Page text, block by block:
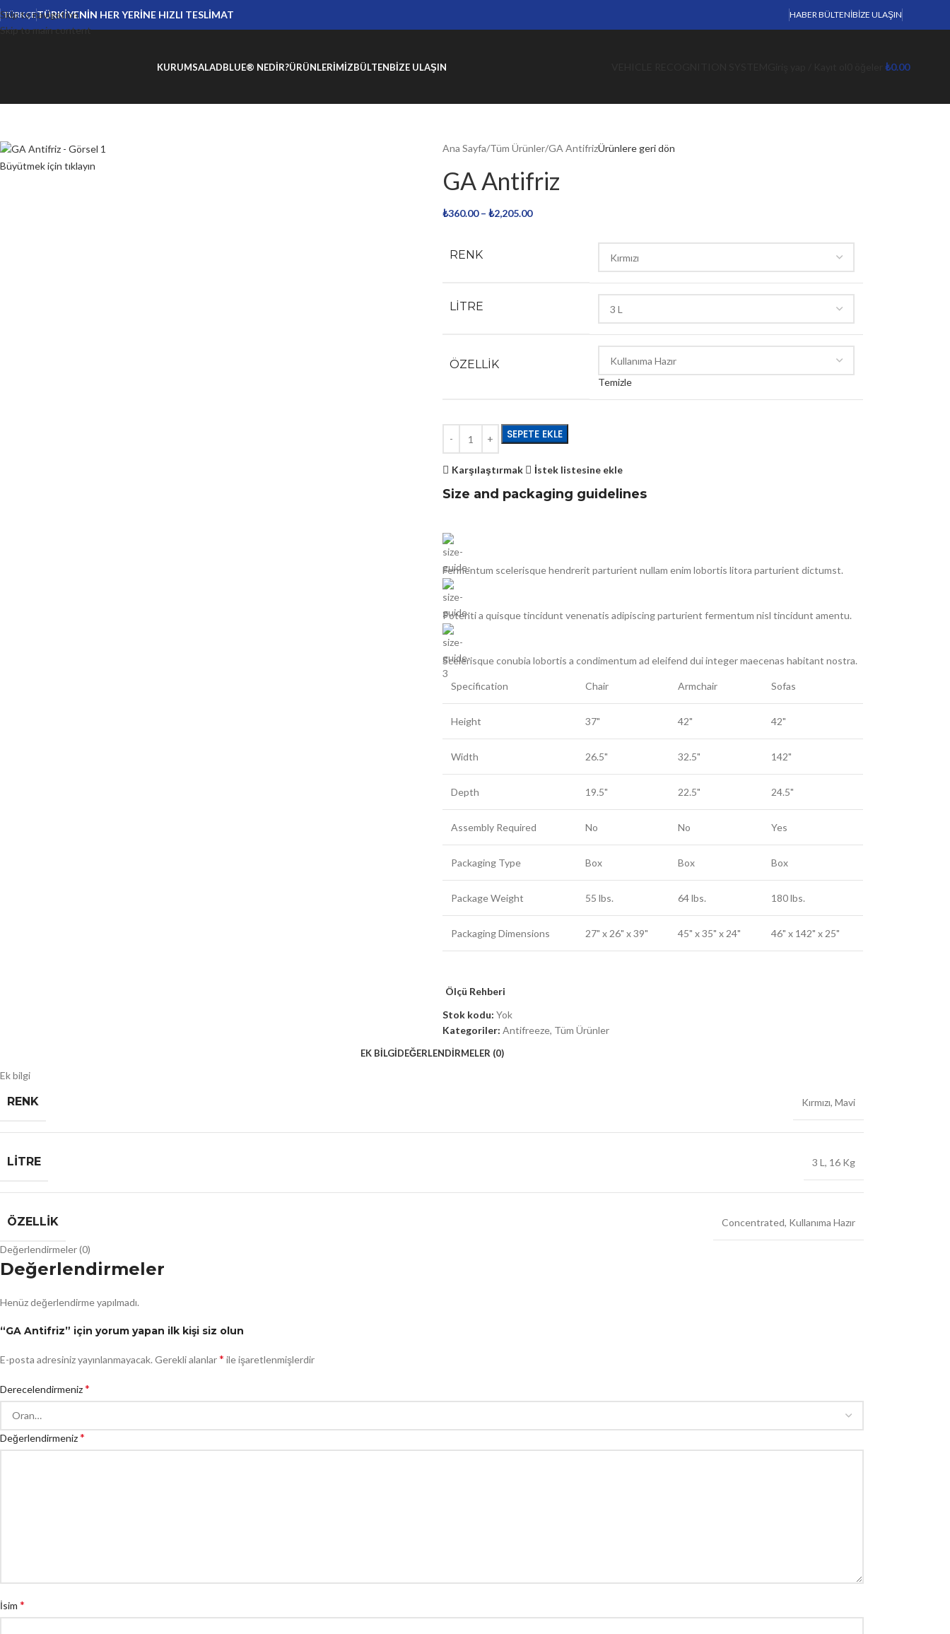
Skip to navigation
Skip to main content
TÜRKÇETÜRKİYENİN HER YERİNE HIZLI TESLİMAT HABER BÜLTENIBIZE ULAŞIN
KURUMSALADBLUE® NEDIR?ÜRÜNLERIMIZBÜLTENBIZE ULAŞIN ₺0.00
Büyütmek için tıklayın
Ana Sayfa Tüm Ürünler GA AntifrizÜrünlere geri dön
GA Antifriz
₺360.00 – ₺2,205.00
RENK
LITRE
ÖZELLIK
Temizle
SEPETE EKLE
Karşılaştırmak İstek listesine ekle
Size and packaging guidelines
Fermentum scelerisque hendrerit parturient nullam enim lobortis litora parturient dictumst.
Potenti a quisque tincidunt venenatis adipiscing parturient fermentum nisl tincidunt amentu.
Scelerisque conubia lobortis a condimentum ad eleifend dui integer maecenas habitant nostra.
Specification Chair Armchair Sofas
Height 37" 42" 42"
Width 26.5" 32.5" 142"
Depth 19.5" 22.5" 24.5"
Assembly Required No No Yes
Packaging Type Box Box Box
Package Weight 55 lbs. 64 lbs. 180 lbs.
Packaging Dimensions 27" x 26" x 39" 45" x 35" x 24" 46" x 142" x 25"
Ölçü Rehberi
Stok kodu: Yok
Kategoriler: Antifreeze, Tüm Ürünler
EK BILGIDEĞERLENDIRMELER (0)
Ek bilgi
RENK Kırmızı, Mavi
LITRE 3 L , 16 Kg
ÖZELLIK Concentrated, Kullanıma Hazır
Değerlendirmeler (0)
Değerlendirmeler
Henüz değerlendirme yapılmadı.
“GA Antifriz” için yorum yapan ilk kişi siz olun
E-posta adresiniz yayınlanmayacak. Gerekli alanlar* ile işaretlenmişlerdir
Derecelendirmeniz*
Değerlendirmeniz*
İsim *